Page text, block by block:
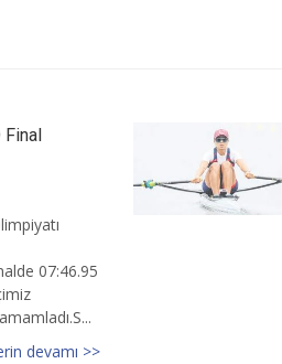
Final
07:46.95
devamı >>